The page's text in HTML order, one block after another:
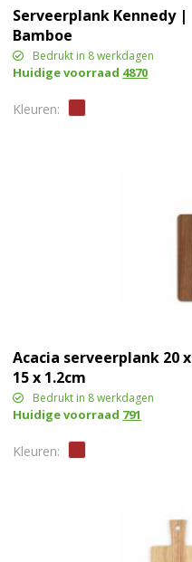
Serveerplank Kennedy |
Bamboe
Bedrukt in 8 werkdagen
Huidige voorraad 4870
Acacia serveerplank 20 x
15 x 1.2cm
Bedrukt in 8 werkdagen
Huidige voorraad 791